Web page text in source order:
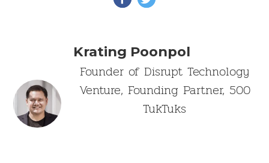
Krating Poonpol
Founder of Disrupt Technology
Venture, Founding Partner, 500
TukTuks